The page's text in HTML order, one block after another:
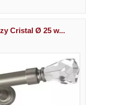
Cristal Ø 25 w...